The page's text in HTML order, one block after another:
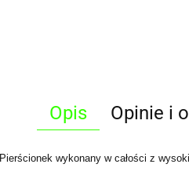
Opis Opinie i
Pierścionek wykonany w całości z